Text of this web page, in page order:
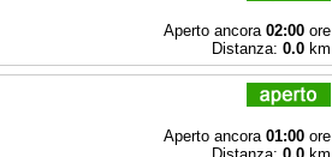
Aperto ancora 02:00ore
Distanza: 0.0km
Aperto ancora 01:00ore